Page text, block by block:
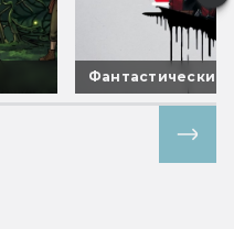
Фантастические